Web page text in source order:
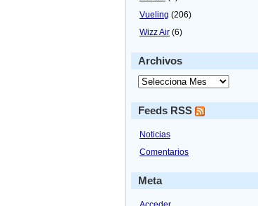
Vueling (206)
Wizz Air (6)
Archivos
Feeds RSS
Noticias
Comentarios
Meta